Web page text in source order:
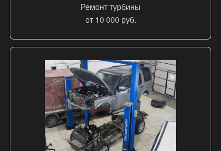
Ремонт турбины
от 10 000 руб.